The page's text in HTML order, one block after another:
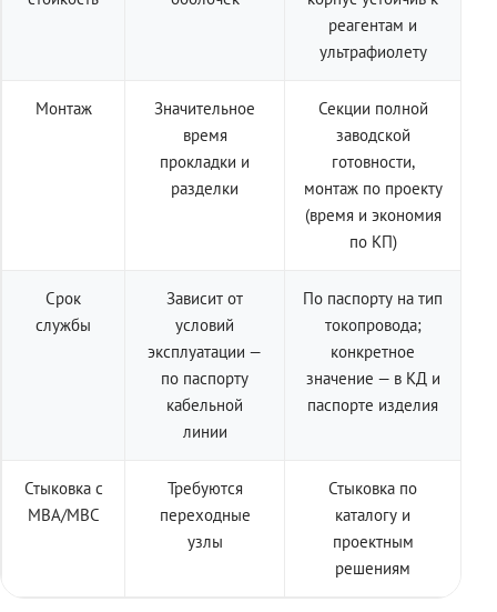
реагентам и
ультрафиолету
Монтаж
Значительное
время
прокладки и
разделки
Секции полной
заводской
готовности,
монтаж по проекту
(время и экономия
по КП)
Срок
службы
Зависит от
условий
эксплуатации —
по паспорту
кабельной
линии
По паспорту на тип
токопровода;
конкретное
значение — в КД и
паспорте изделия
Стыковка с
МВА/МВС
Требуются
переходные
узлы
Стыковка по
каталогу и
проектным
решениям